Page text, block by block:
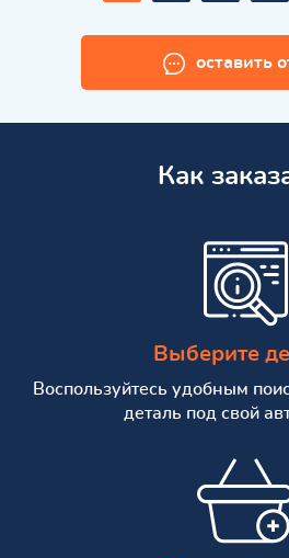
оставить
Как
Выберите
Воспользуйтесь удобным
деталь под свой